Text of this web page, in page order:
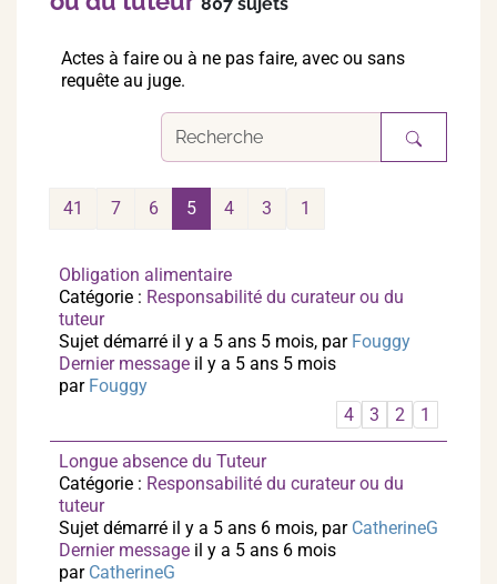
Actes à faire ou à ne pas faire, avec ou sans
requête au juge.
1
3
4
5
6
7
41
Obligation alimentaire
Catégorie : Responsabilité du curateur ou du
tuteur
Sujet démarré il y a 5 ans 5 mois, par Fouggy
Dernier message il y a 5 ans 5 mois
par Fouggy
1
2
3
4
Longue absence du Tuteur
Catégorie : Responsabilité du curateur ou du
tuteur
Sujet démarré il y a 5 ans 6 mois, par CatherineG
Dernier message il y a 5 ans 6 mois
par CatherineG